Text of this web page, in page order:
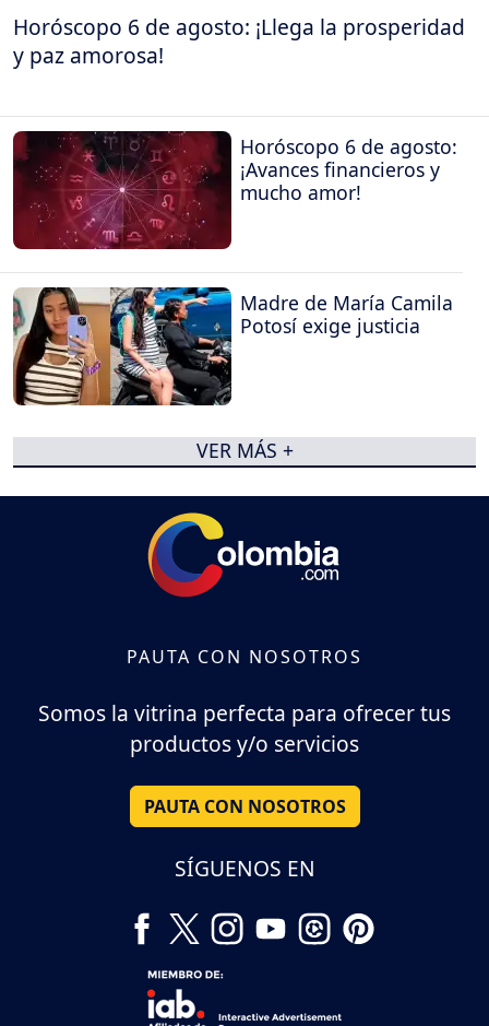
Horóscopo 6 de agosto: ¡Llega la prosperidad
y paz amorosa!
Horóscopo 6 de agosto:
¡Avances financieros y
mucho amor!
Madre de María Camila
Potosí exige justicia
VER MÁS +
PAUTA CON NOSOTROS
Somos la vitrina perfecta para ofrecer tus
productos y/o servicios
PAUTA CON NOSOTROS
SÍGUENOS EN